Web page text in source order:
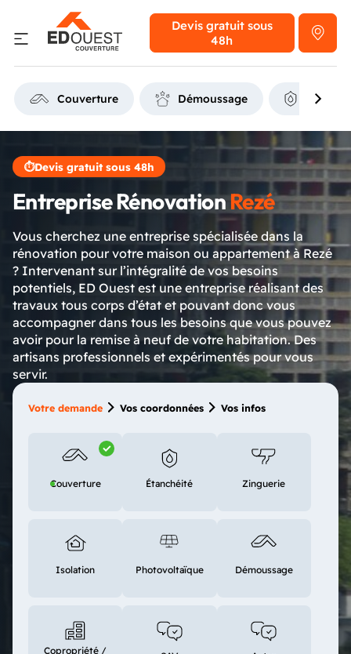
Devis gratuit sous
48h
Couverture Démoussage
⏱Devis gratuit sous 48h
Entreprise RénovationRezé
Vous cherchez une entreprise spécialisée dans la
rénovation pour votre maison ou appartement à Rezé
? Intervenant sur l’intégralité de vos besoins
potentiels, ED Ouest est une entreprise réalisant des
travaux tous corps d’état et pouvant donc vous
accompagner dans tous les besoins que vous pouvez
avoir pour la remise à neuf de votre habitation. Des
artisans professionnels et expérimentés pour vous
servir.
Votre demande Vos coordonnées Vos infos
Couverture Étanchéité Zinguerie
Isolation Photovoltaïque Démoussage
Copropriété /